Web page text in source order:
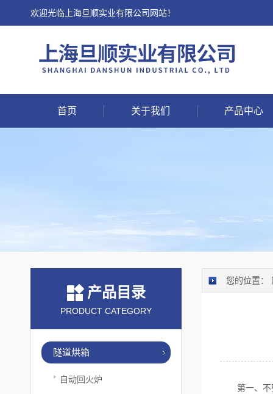
欢迎光临上海旦顺实业有限公司网站！
首页 关于我们 产品中心
产品目录
PRODUCT CATEGORY
隧道烘箱
自动回火炉
您的位置：
第一、不